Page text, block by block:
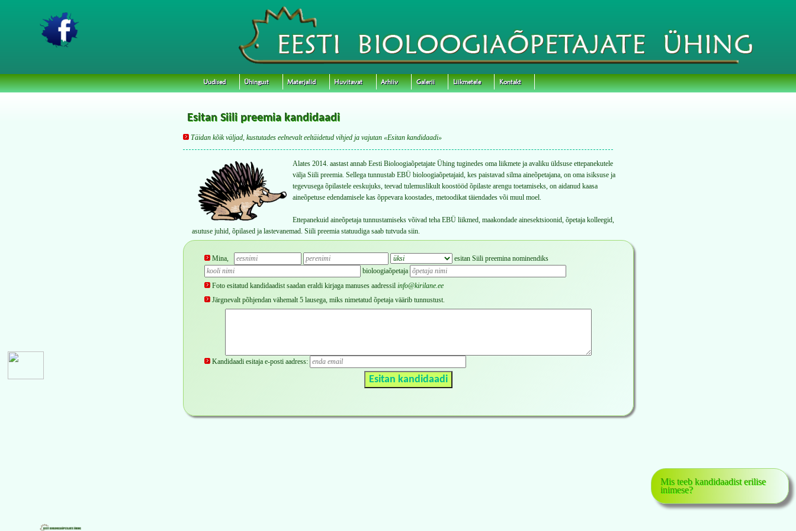
Mis teeb kandidaadist erilise
inimese?
Uudised Ühingust Materjalid Huvitavat Arhiiv Galerii Liikmetele Kontakt
Esitan Siili preemia kandidaadi
Täidan kõik väljad, kustutades eelnevalt eeltäidetud vihjed ja vajutan «Esitan kandidaadi»
Alates 2014. aastast annab Eesti Bioloogiaõpetajate Ühing tuginedes oma liikmete ja avaliku üldsuse ettepanekutele
välja Siili preemia. Sellega tunnustab EBÜ bioloogiaõpetajaid, kes paistavad silma aineõpetajana, on oma isiksuse ja
tegevusega õpilastele eeskujuks, teevad tulemuslikult koostööd õpilaste arengu toetamiseks, on aidanud kaasa
aineõpetuse edendamisele kas õppevara koostades, metoodikat täiendades või muul moel.
Ettepanekuid aineõpetaja tunnustamiseks võivad teha EBÜ liikmed, maakondade ainesektsioonid, õpetaja kolleegid,
asutuse juhid, õpilased ja lastevanemad. Siili preemia statuudiga saab tutvudasiin.
Mina,
esitan Siili preemina nominendiks
bioloogiaõpetaja
Foto esitatud kandidaadist saadan eraldi kirjaga manuses aadressilinfo@kirilane.ee
Järgnevalt põhjendan vähemalt 5 lausega, miks nimetatud õpetaja väärib tunnustust.
Kandidaadi esitaja e-posti aadress: